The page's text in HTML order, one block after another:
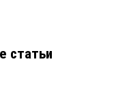
статьи